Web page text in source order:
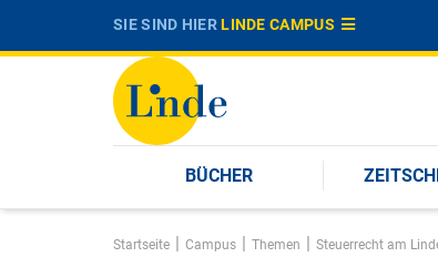
SIE SIND HIERLINDE CAMPUS
BÜCHER
Startseite | Campus | Themen | Steuerrecht am